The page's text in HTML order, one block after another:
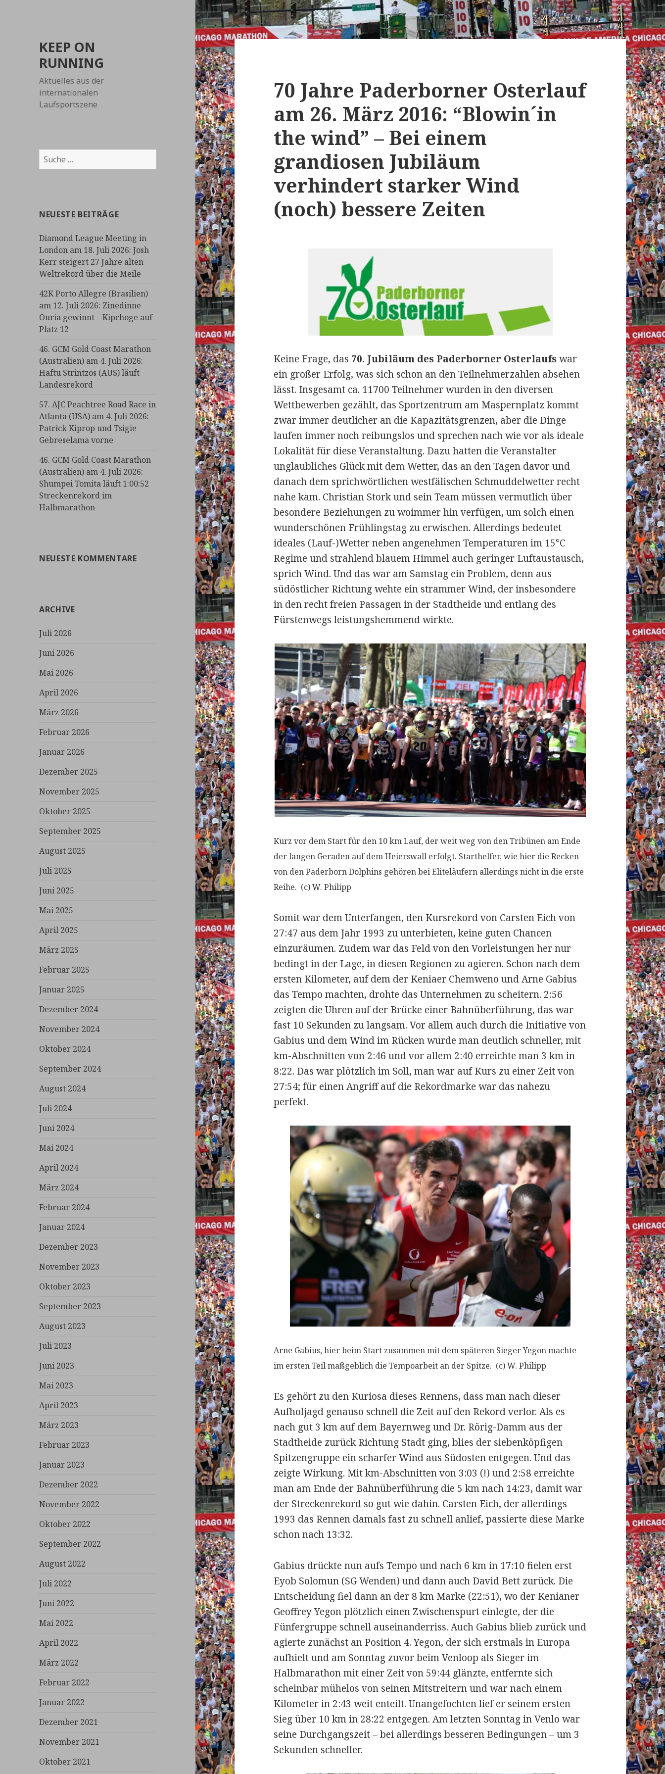
KEEP ON
RUNNING
Aktuelles aus der
internationalen
Laufsportszene
Suche
nach:
NEUESTE BEITRÄGE
Diamond League Meeting in
London am 18. Juli 2026: Josh
Kerr steigert 27 Jahre alten
Weltrekord über die Meile
42K Porto Allegre (Brasilien)
am 12. Juli 2026: Zinedinne
Ouria gewinnt – Kipchoge auf
Platz 12
46. GCM Gold Coast Marathon
(Australien) am 4. Juli 2026:
Haftu Strintzos (AUS) läuft
Landesrekord
57. AJC Peachtree Road Race in
Atlanta (USA) am 4. Juli 2026:
Patrick Kiprop und Tsigie
Gebreselama vorne
46. GCM Gold Coast Marathon
(Australien) am 4. Juli 2026:
Shumpei Tomita läuft 1:00:52
Streckenrekord im
Halbmarathon
NEUESTE KOMMENTARE
ARCHIVE
Juli 2026
Juni 2026
Mai 2026
April 2026
März 2026
Februar 2026
Januar 2026
Dezember 2025
November 2025
Oktober 2025
September 2025
August 2025
Juli 2025
Juni 2025
Mai 2025
April 2025
März 2025
Februar 2025
Januar 2025
Dezember 2024
November 2024
Oktober 2024
September 2024
August 2024
Juli 2024
Juni 2024
Mai 2024
April 2024
März 2024
Februar 2024
Januar 2024
Dezember 2023
November 2023
Oktober 2023
September 2023
August 2023
Juli 2023
Juni 2023
Mai 2023
April 2023
März 2023
Februar 2023
Januar 2023
Dezember 2022
November 2022
Oktober 2022
September 2022
August 2022
Juli 2022
Juni 2022
Mai 2022
April 2022
März 2022
Februar 2022
Januar 2022
Dezember 2021
November 2021
Oktober 2021
70 Jahre Paderborner Osterlauf
am 26. März 2016: “Blowin´in
the wind” – Bei einem
grandiosen Jubiläum
verhindert starker Wind
(noch) bessere Zeiten
Keine Frage, das 70. Jubiläum des Paderborner Osterlaufswar
ein großer Erfolg, was sich schon an den Teilnehmerzahlen absehen
lässt. Insgesamt ca. 11700 Teilnehmer wurden in den diversen
Wettbewerben gezählt, das Sportzentrum am Maspernplatz kommt
zwar immer deutlicher an die Kapazitätsgrenzen, aber die Dinge
laufen immer noch reibungslos und sprechen nach wie vor als ideale
Lokalität für diese Veranstaltung. Dazu hatten die Veranstalter
unglaubliches Glück mit dem Wetter, das an den Tagen davor und
danach dem sprichwörtlichen westfälischen Schmuddelwetter recht
nahe kam. Christian Stork und sein Team müssen vermutlich über
besondere Beziehungen zu woimmer hin verfügen, um solch einen
wunderschönen Frühlingstag zu erwischen. Allerdings bedeutet
ideales (Lauf-)Wetter neben angenehmen Temperaturen im 15°C
Regime und strahlend blauem Himmel auch geringer Luftaustausch,
sprich Wind. Und das war am Samstag ein Problem, denn aus
südöstlicher Richtung wehte ein strammer Wind, der insbesondere
in den recht freien Passagen in der Stadtheide und entlang des
Fürstenwegs leistungshemmend wirkte.
Kurz vor dem Start für den 10 km Lauf, der weit weg von den Tribünen am Ende
der langen Geraden auf dem Heierswall erfolgt. Starthelfer, wie hier die Recken
von den Paderborn Dolphins gehören bei Eliteläufern allerdings nicht in die erste
Reihe. (c) W. Philipp
Somit war dem Unterfangen, den Kursrekord von Carsten Eich von
27:47 aus dem Jahr 1993 zu unterbieten, keine guten Chancen
einzuräumen. Zudem war das Feld von den Vorleistungen her nur
bedingt in der Lage, in diesen Regionen zu agieren. Schon nach dem
ersten Kilometer, auf dem der Keniaer Chemweno und Arne Gabius
das Tempo machten, drohte das Unternehmen zu scheitern. 2:56
zeigten die Uhren auf der Brücke einer Bahnüberführung, das war
fast 10 Sekunden zu langsam. Vor allem auch durch die Initiative von
Gabius und dem Wind im Rücken wurde man deutlich schneller, mit
km-Abschnitten von 2:46 und vor allem 2:40 erreichte man 3 km in
8:22. Das war plötzlich im Soll, man war auf Kurs zu einer Zeit von
27:54; für einen Angriff auf die Rekordmarke war das nahezu
perfekt.
Arne Gabius, hier beim Start zusammen mit dem späteren Sieger Yegon machte
im ersten Teil maßgeblich die Tempoarbeit an der Spitze. (c) W. Philipp
Es gehört zu den Kuriosa dieses Rennens, dass man nach dieser
Aufholjagd genauso schnell die Zeit auf den Rekord verlor. Als es
nach gut 3 km auf dem Bayernweg und Dr. Rörig-Damm aus der
Stadtheide zurück Richtung Stadt ging, blies der siebenköpfigen
Spitzengruppe ein scharfer Wind aus Südosten entgegen. Und das
zeigte Wirkung. Mit km-Abschnitten von 3:03 (!) und 2:58 erreichte
man am Ende der Bahnüberführung die 5 km nach 14:23, damit war
der Streckenrekord so gut wie dahin. Carsten Eich, der allerdings
1993 das Rennen damals fast zu schnell anlief, passierte diese Marke
schon nach 13:32.
Gabius drückte nun aufs Tempo und nach 6 km in 17:10 fielen erst
Eyob Solomun (SG Wenden) und dann auch David Bett zurück. Die
Entscheidung fiel dann an der 8 km Marke (22:51), wo der Kenianer
Geoffrey Yegon plötzlich einen Zwischenspurt einlegte, der die
Fünfergruppe schnell auseinanderriss. Auch Gabius blieb zurück und
agierte zunächst an Position 4. Yegon, der sich erstmals in Europa
aufhielt und am Sonntag zuvor beim Venloop als Sieger im
Halbmarathon mit einer Zeit von 59:44 glänzte, entfernte sich
scheinbar mühelos von seinen Mitstreitern und war nach einem
Kilometer in 2:43 weit enteilt. Unangefochten lief er seinem ersten
Sieg über 10 km in 28:22 entgegen. Am letzten Sonntag in Venlo war
seine Durchgangszeit – bei allerdings besseren Bedingungen – um 3
Sekunden schneller.